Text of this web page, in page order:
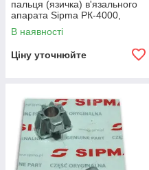
пальця (язичка) в'язального
апарата Sipma РК-4000,
РК-4010, Z-224/1
В наявності
Ціну уточнюйте